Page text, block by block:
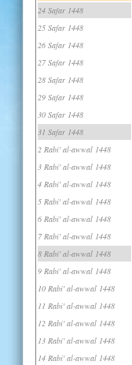
24 Safar 1448
25 Safar 1448
26 Safar 1448
27 Safar 1448
28 Safar 1448
29 Safar 1448
30 Safar 1448
31 Safar 1448
2 Rabi' al-awwal 1448
3 Rabi' al-awwal 1448
4 Rabi' al-awwal 1448
5 Rabi' al-awwal 1448
6 Rabi' al-awwal 1448
7 Rabi' al-awwal 1448
8 Rabi' al-awwal 1448
9 Rabi' al-awwal 1448
10 Rabi' al-awwal 1448
11 Rabi' al-awwal 1448
12 Rabi' al-awwal 1448
13 Rabi' al-awwal 1448
14 Rabi' al-awwal 1448